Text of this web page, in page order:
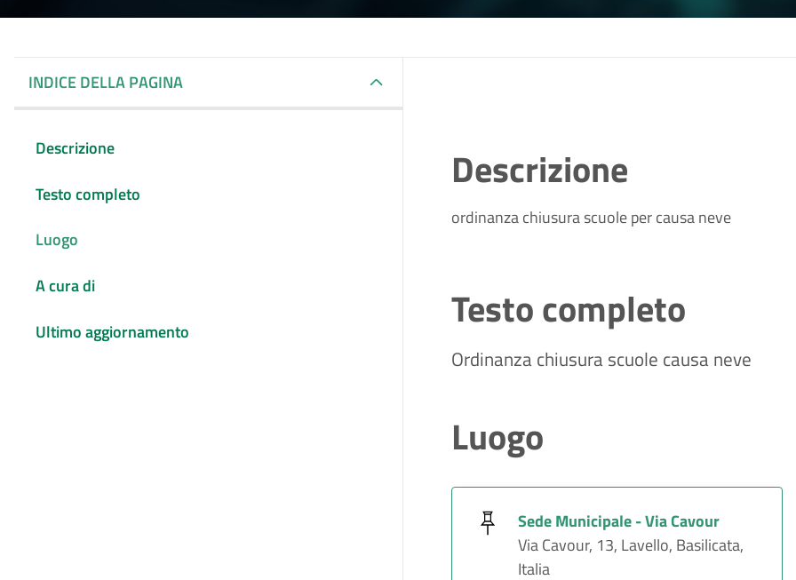
INDICE DELLA PAGINA
Descrizione
Testo completo
Luogo
A cura di
Ultimo aggiornamento
Descrizione
ordinanza chiusura scuole per causa neve
Testo completo
Ordinanza chiusura scuole causa neve
Luogo
Sede Municipale - Via Cavour
Via Cavour, 13, Lavello, Basilicata,
Italia